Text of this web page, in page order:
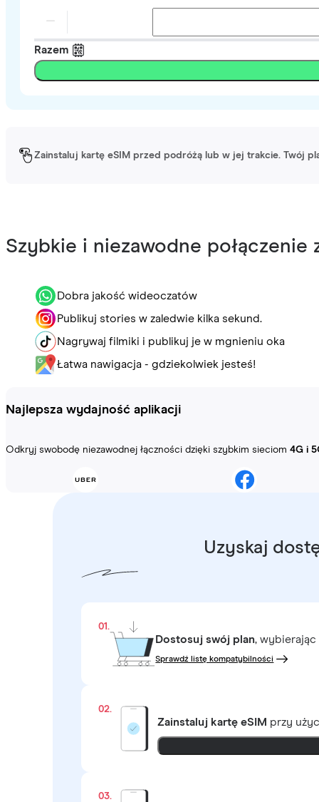
Razem
Zainstaluj kartę eSIM przed podróżą lub w jej trakcie. Twój
Szybkie i niezawodne połączenie
Dobra jakość wideoczatów
Publikuj stories w zaledwie kilka sekund.
Nagrywaj filmiki i publikuj je w mgnieniu oka
Łatwa nawigacja - gdziekolwiek jesteś!
Najlepsza wydajność aplikacji
Odkryj swobodę niezawodnej łączności dzięki szybkim sieciom 4G i
Uzyskaj
01.
Dostosuj swój plan,
Sprawdź listę kompatybilności
02.
Zainstaluj kartę eSIM przy
03.